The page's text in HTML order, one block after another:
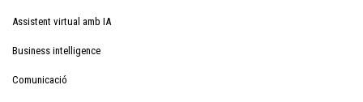
Assistent virtual amb IA
Business intelligence
Comunicació